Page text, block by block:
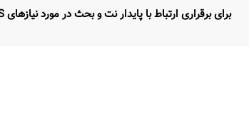
برای برقراری ارتباط با پایدار نت و بحث در مورد نیازهای OSS ، امروز تماس بگیرید!